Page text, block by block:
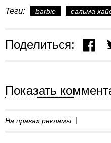
Теги: barbie сальма
Поделиться:
Показать
На правах рекламы